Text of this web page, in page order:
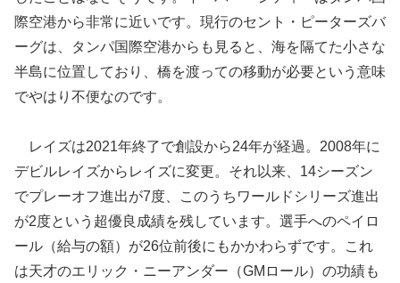
際空港から非常に近いです。現行のセント・ピーターズバ
ーグは、タンパ国際空港からも見ると、海を隔てた小さな
半島に位置しており、橋を渡っての移動が必要という意味
でやはり不便なのです。
レイズは2021年終了で創設から24年が経過。2008年に
デビルレイズからレイズに変更。それ以来、14シーズン
でプレーオフ進出が7度、このうちワールドシリーズ進出
が2度という超優良成績を残しています。選手へのペイロ
ール（給与の額）が26位前後にもかかわらずです。これ
は天才のエリック・ニーアンダー（GMロール）の功績も